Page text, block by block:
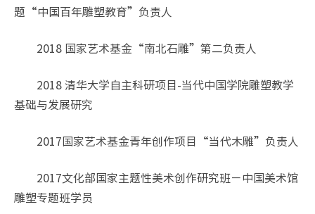
题“中国百年雕塑教育”负责人
2018 国家艺术基金“南北石雕”第二负责人
2018 清华大学自主科研项目-当代中国学院雕塑教学
基础与发展研究
2017国家艺术基金青年创作项目“当代木雕”负责人
2017文化部国家主题性美术创作研究班－中国美术馆
雕塑专题班学员